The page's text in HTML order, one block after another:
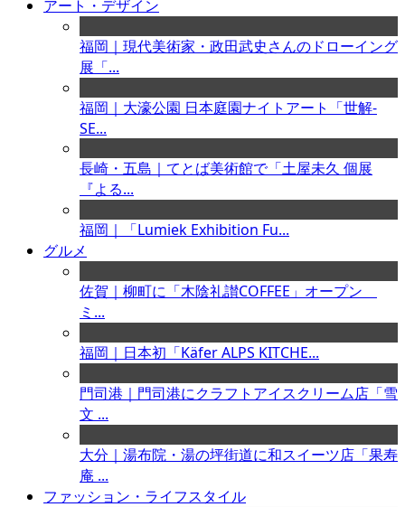
アート・デザイン
福岡｜現代美術家・政田武史さんのドローイング
展「...
福岡｜大濠公園 日本庭園ナイトアート「世解-
SE...
長崎・五島｜てとば美術館で「土屋未久 個展
『よる...
福岡｜「Lumiek Exhibition Fu...
グルメ
佐賀｜柳町に「木陰礼讃COFFEE」オープン
ミ...
福岡｜日本初「Käfer ALPS KITCHE...
門司港｜門司港にクラフトアイスクリーム店「雪
文 ...
大分｜湯布院・湯の坪街道に和スイーツ店「果寿
庵 ...
ファッション・ライフスタイル